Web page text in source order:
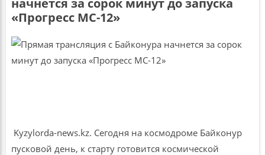
«Прогресс МС-12»
Kyzylorda-news.kz. Сегодня на космодроме Байконур
пусковой день, к старту готовится космической